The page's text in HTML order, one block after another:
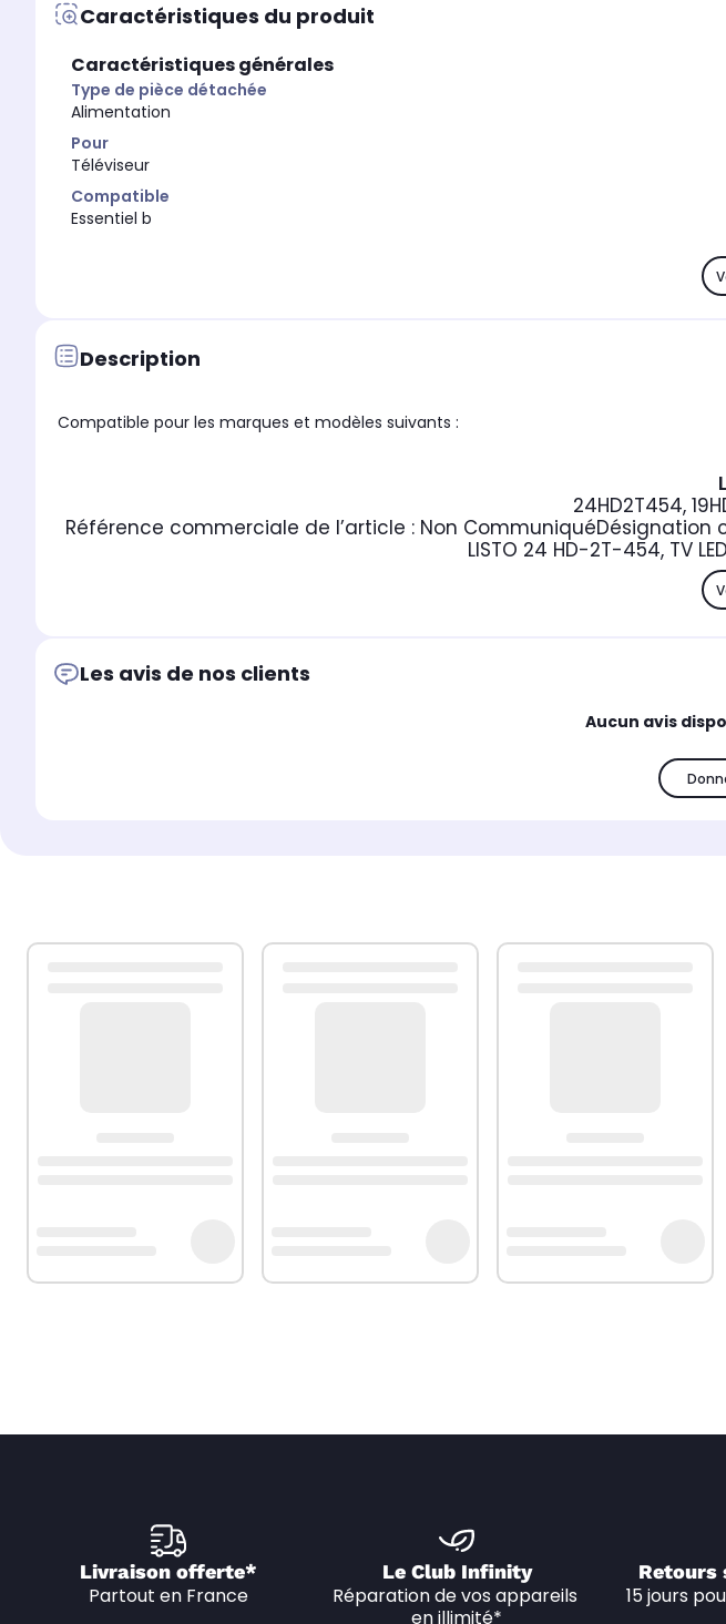
Caractéristiques du produit
Caractéristiques générales
Type de pièce détachée
Alimentation
Pour
Téléviseur
Compatible
Essentiel b
Description
Compatible pour les marques et modèles suivants :
24HD2T454,
Référence commerciale de l’article : Non CommuniquéDésignation
LISTO 24 HD-2T-454, TV
Les avis de nos clients
Aucun avis
Livraison offerte*
Partout en France
Le Club Infinity
Réparation de vos appareils
en illimité*
Retours
15 jours